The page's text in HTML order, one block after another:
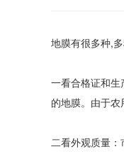
地膜有很多种,
一看合格证和
的地膜。由于农
二看外观质量